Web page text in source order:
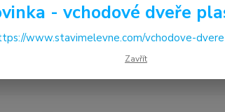
- vchodové dveře
www.stavimelevne.com/vchodove-
Zavřít